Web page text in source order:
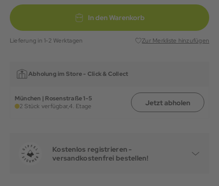
In den Warenkorb
Lieferung in 1-2 Werktagen Zur Merkliste hinzufügen
Abholung im Store - Click & Collect
München | Rosenstraße 1-5
2 Stück verfügbar,4. Etage Jetzt abholen
Kostenlos registrieren -
versandkostenfrei bestellen!